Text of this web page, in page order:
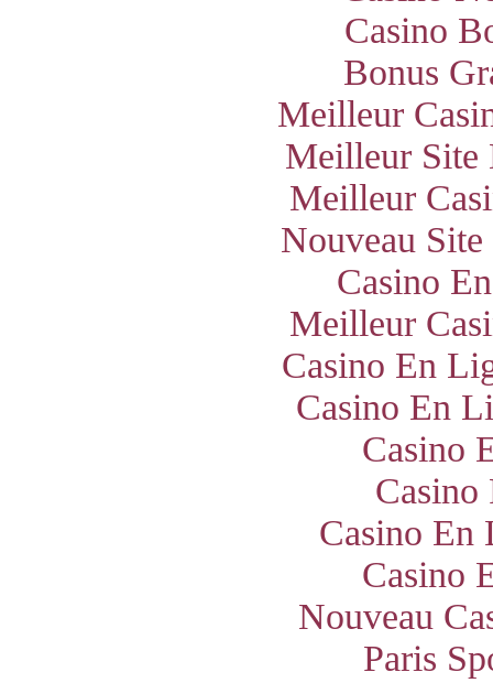
Casino
Bonus
Meilleur
Meilleur Site
Meilleur
Nouveau
Casino
Meilleur
Casino En
Casino En
Casino
Casino
Casino En
Casino
Nouveau
Paris